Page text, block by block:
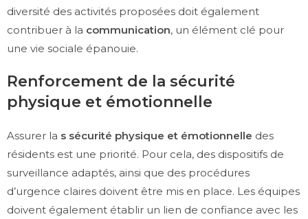
diversité des activités proposées doit également
contribuer à la communication, un élément clé pour
une vie sociale épanouie.
Renforcement de la sécurité
physique et émotionnelle
Assurer la s sécurité physique et émotionnelle des
résidents est une priorité. Pour cela, des dispositifs de
surveillance adaptés, ainsi que des procédures
d’urgence claires doivent être mis en place. Les équipes
doivent également établir un lien de confiance avec les